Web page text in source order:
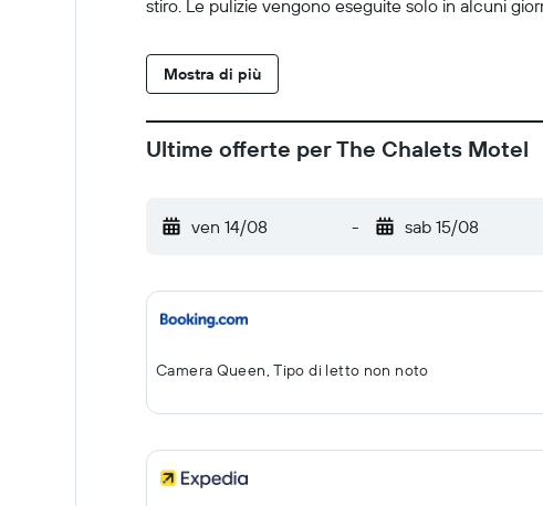
stiro. Le pulizie vengono eseguite solo in alcuni
Mostra di più
Ultime offerte per The Chalets Motel
ven 14/08 - sab 15/08
Camera Queen, Tipo di letto non noto